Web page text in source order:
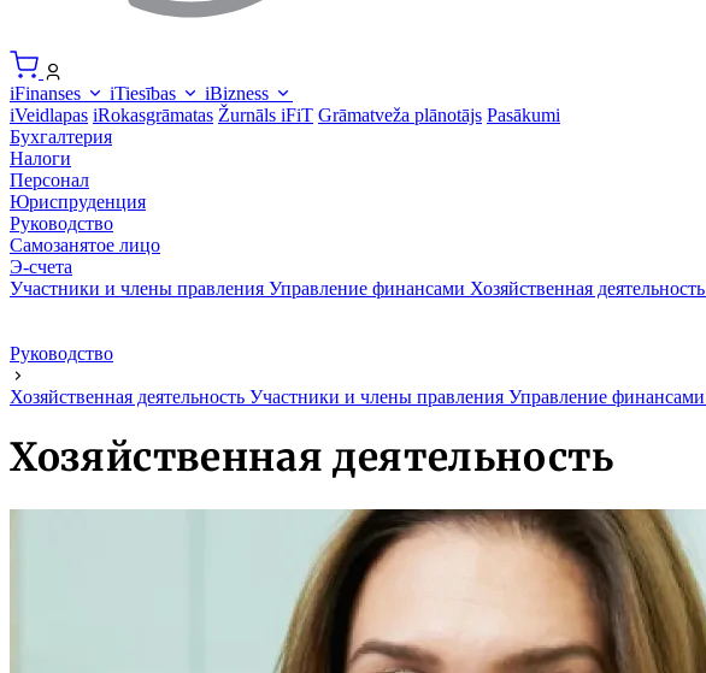
iFinanses iTiesības
iBizness
iVeidlapas iRokasgrāmatas Žurnāls iFiT Grāmatveža plānotājs Pasākumi
Бухгалтерия
Налоги
Персонал
Юриспруденция
Руководство
Самозанятое лицо
Э-счета
Участники и члены правления Управление финансами Хозяйственная деятельность
Руководство
Хозяйственная деятельность Участники и члены правления Управление финансами
Хозяйственная деятельность